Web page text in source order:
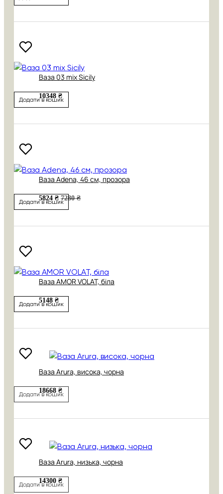
Ваза 03 mix Sicily
10348 ₴
Додати в кошик
Ваза Adena, 46 см, прозора
5824 ₴ 7280 ₴
Додати в кошик
Ваза AMOR VOLAT, біла
5148 ₴
Додати в кошик
Ваза Arura, висока, чорна
18668 ₴
Додати в кошик
Ваза Arura, низька, чорна
14300 ₴
Додати в кошик